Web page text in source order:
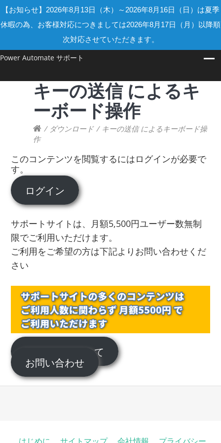
【お知らせ】2026年8月13日（木）～2026年8月16日（日）は夏季
休暇の為、お客様対応につきましては2026年8月17日（月）以降順
次対応させていただきます。
Power Automate サポート
キーの送信 によるキ
ーボード操作
/ ダウンロード / キーの送信 によるキーボード操
作
このコンテンツを閲覧するにはログインが必要で
す。
ログイン
サポートサイトは、月額5,500円ユーザー数無制
限でご利用いただけます。
ご利用をご希望の方は下記よりお問い合わせくだ
さい
サポートについて
お問い合わせ